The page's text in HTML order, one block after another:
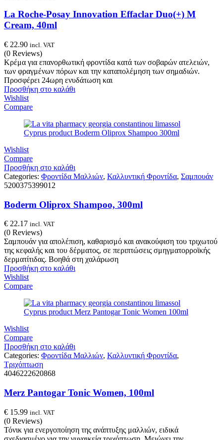
La Roche-Posay Innovation Effaclar Duo(+) M
Cream, 40ml
€ 22.90 incl. VAT
(0 Reviews)
Κρέμα για επανορθωτική φροντίδα κατά των σοβαρών ατελειών,
των φραγμένων πόρων και την καταπολέμηση των σημαδιών.
Προσφέρει 24ωρη ενυδάτωση και
Προσθήκη στο καλάθι
Wishlist
Compare
Wishlist
Compare
Προσθήκη στο καλάθι
Categories: Φροντίδα Μαλλιών, Καλλυντική Φροντίδα, Σαμπουάν
5200375399012
Boderm Oliprox Shampoo, 300ml
€ 22.17 incl. VAT
(0 Reviews)
Σαμπουάν για απολέπιση, καθαρισμό και ανακούφιση του τριχωτού
της κεφαλής και του δέρματος, σε περιπτώσεις σμηγματορροϊκής
δερματίτιδας. Βοηθά στη χαλάρωση
Προσθήκη στο καλάθι
Wishlist
Compare
Wishlist
Compare
Προσθήκη στο καλάθι
Categories: Φροντίδα Μαλλιών, Καλλυντική Φροντίδα,
Τριχόπτωση
4046222620868
Merz Pantogar Tonic Women, 100ml
€ 15.99 incl. VAT
(0 Reviews)
Τόνικ για ενεργοποίηση της ανάπτυξης μαλλιών, ειδικά